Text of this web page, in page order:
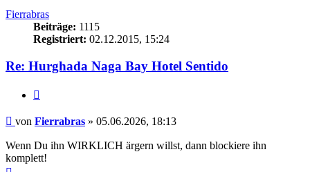
Fierrabras
Beiträge: 1115
Registriert: 02.12.2015, 15:24
Re: Hurghada Naga Bay Hotel Sentido
Beitrag
von Fierrabras » 05.06.2026, 18:13
Wenn Du ihn WIRKLICH ärgern willst, dann blockiere ihn
komplett!